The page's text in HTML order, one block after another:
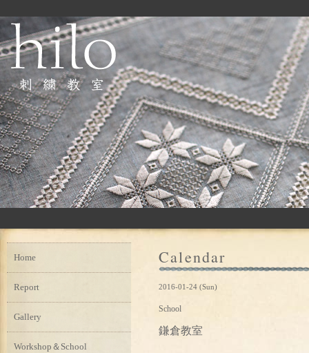
Calendar
2016-01-24 (Sun)
School
鎌倉教室
Home
Report
Gallery
Workshop＆School